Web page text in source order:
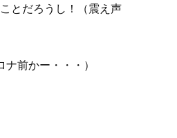
とだろうし！（震え声
ナ前かー・・・）